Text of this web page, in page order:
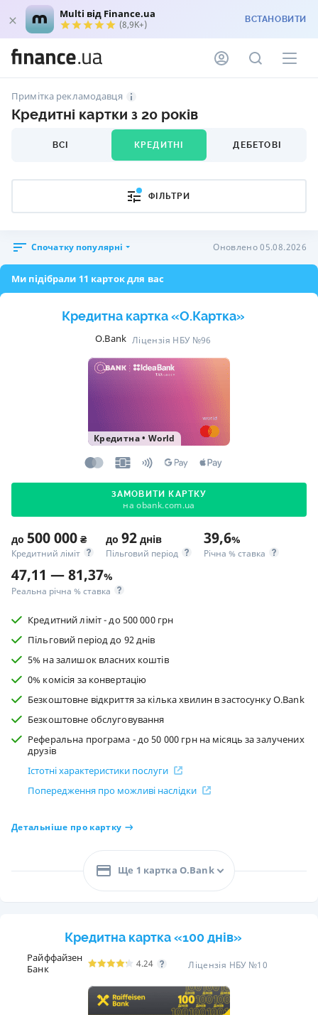
Multi від Finance.ua
(8,9K+) ВСТАНОВИТИ
Примітка рекламодавця
Кредитні картки з 20 років
ВСІ КРЕДИТНІ ДЕБЕТОВІ
ФІЛЬТРИ
Спочатку популярні Оновлено 05.08.2026
Ми підібрали 11 карток для вас
Кредитна картка «O.Картка»
O.Bank Ліцензія НБУ №96
Кредитна• World
ЗАМОВИТИ КАРТКУ
на obank.com.ua
до 500 000 ₴
Кредитний ліміт
до 92 днів
Пільговий період
39,6%
Річна % ставка
47,11 — 81,37%
Реальна річна % ставка
Кредитний ліміт - до 500 000 грн
Пільговий період до 92 днів
5% на залишок власних коштів
0% комісія за конвертацію
Безкоштовне відкриття за кілька хвилин в застосунку O.Bank
Безкоштовне обслуговування
Реферальна програма - до 50 000 грн на місяць за залучених
друзів
Істотні характеристики послуги
Попередження про можливі наслідки
Детальніше про картку
Ще 1 картка O.Bank
Кредитна картка «100 днів»
Райффайзен
Банк
4.24 Ліцензія НБУ №10